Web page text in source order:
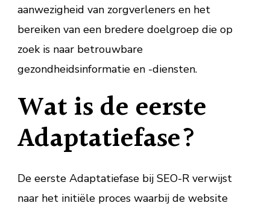
aanwezigheid van zorgverleners en het
bereiken van een bredere doelgroep die op
zoek is naar betrouwbare
gezondheidsinformatie en -diensten.
Wat is de eerste
Adaptatiefase?
De eerste Adaptatiefase bij SEO-R verwijst
naar het initiële proces waarbij de website